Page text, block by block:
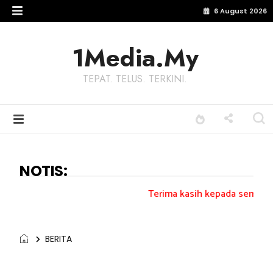
6 August 2026
1Media.My
TEPAT. TELUS. TERKINI.
NOTIS:
Terima kasih kepada semua pengundi.......
BERITA